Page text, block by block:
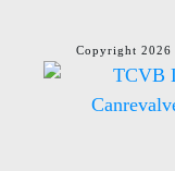
Copyright 2026